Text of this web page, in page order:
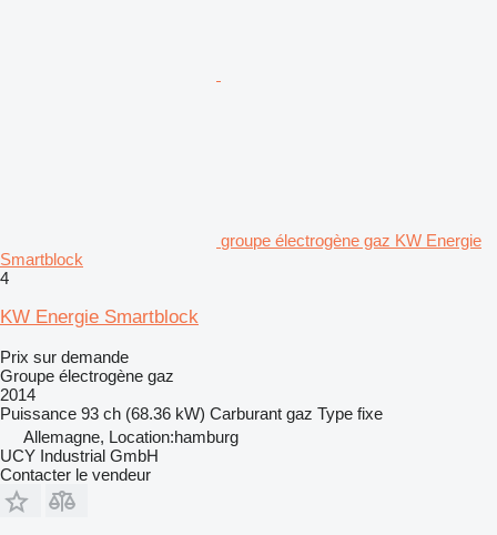
groupe électrogène gaz KW Energie
Smartblock
4
KW Energie Smartblock
Prix sur demande
Groupe électrogène gaz
2014
Puissance 93 ch (68.36 kW) Carburant gaz Type fixe
Allemagne, Location:hamburg
UCY Industrial GmbH
Contacter le vendeur